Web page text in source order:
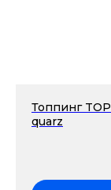
Топпинг
quarz